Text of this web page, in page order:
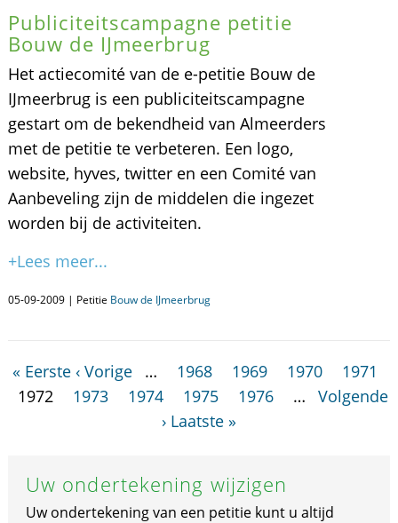
Publiciteitscampagne petitie
Bouw de IJmeerbrug
Het actiecomité van de e-petitie Bouw de
IJmeerbrug is een publiciteitscampagne
gestart om de bekendheid van Almeerders
met de petitie te verbeteren. Een logo,
website, hyves, twitter en een Comité van
Aanbeveling zijn de middelen die ingezet
worden bij de activiteiten.
+Lees meer...
05-09-2009 | Petitie Bouw de IJmeerbrug
« Eerste ‹ Vorige … 1968 1969 1970
1971
1972
1973 1974 1975 1976 …
Volgende
› Laatste »
Uw ondertekening wijzigen
Uw ondertekening van een petitie kunt u altijd